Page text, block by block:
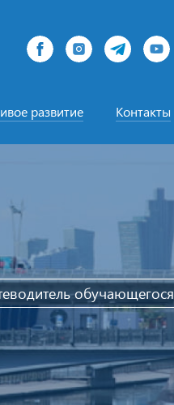
развитие Контакты
обучающегося